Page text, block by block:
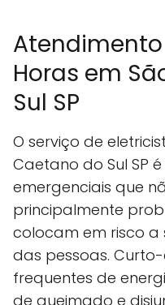
Horas em
Sul SP
O serviço de
Caetano do Sul SP
emergenciais que
principalmente
colocam em risco a
das pessoas.
frequentes de
de queimado e